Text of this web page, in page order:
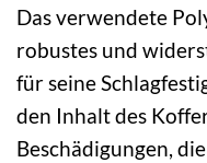
Das verwendete
robustes und
für seine
den Inhalt des
Beschädigungen,